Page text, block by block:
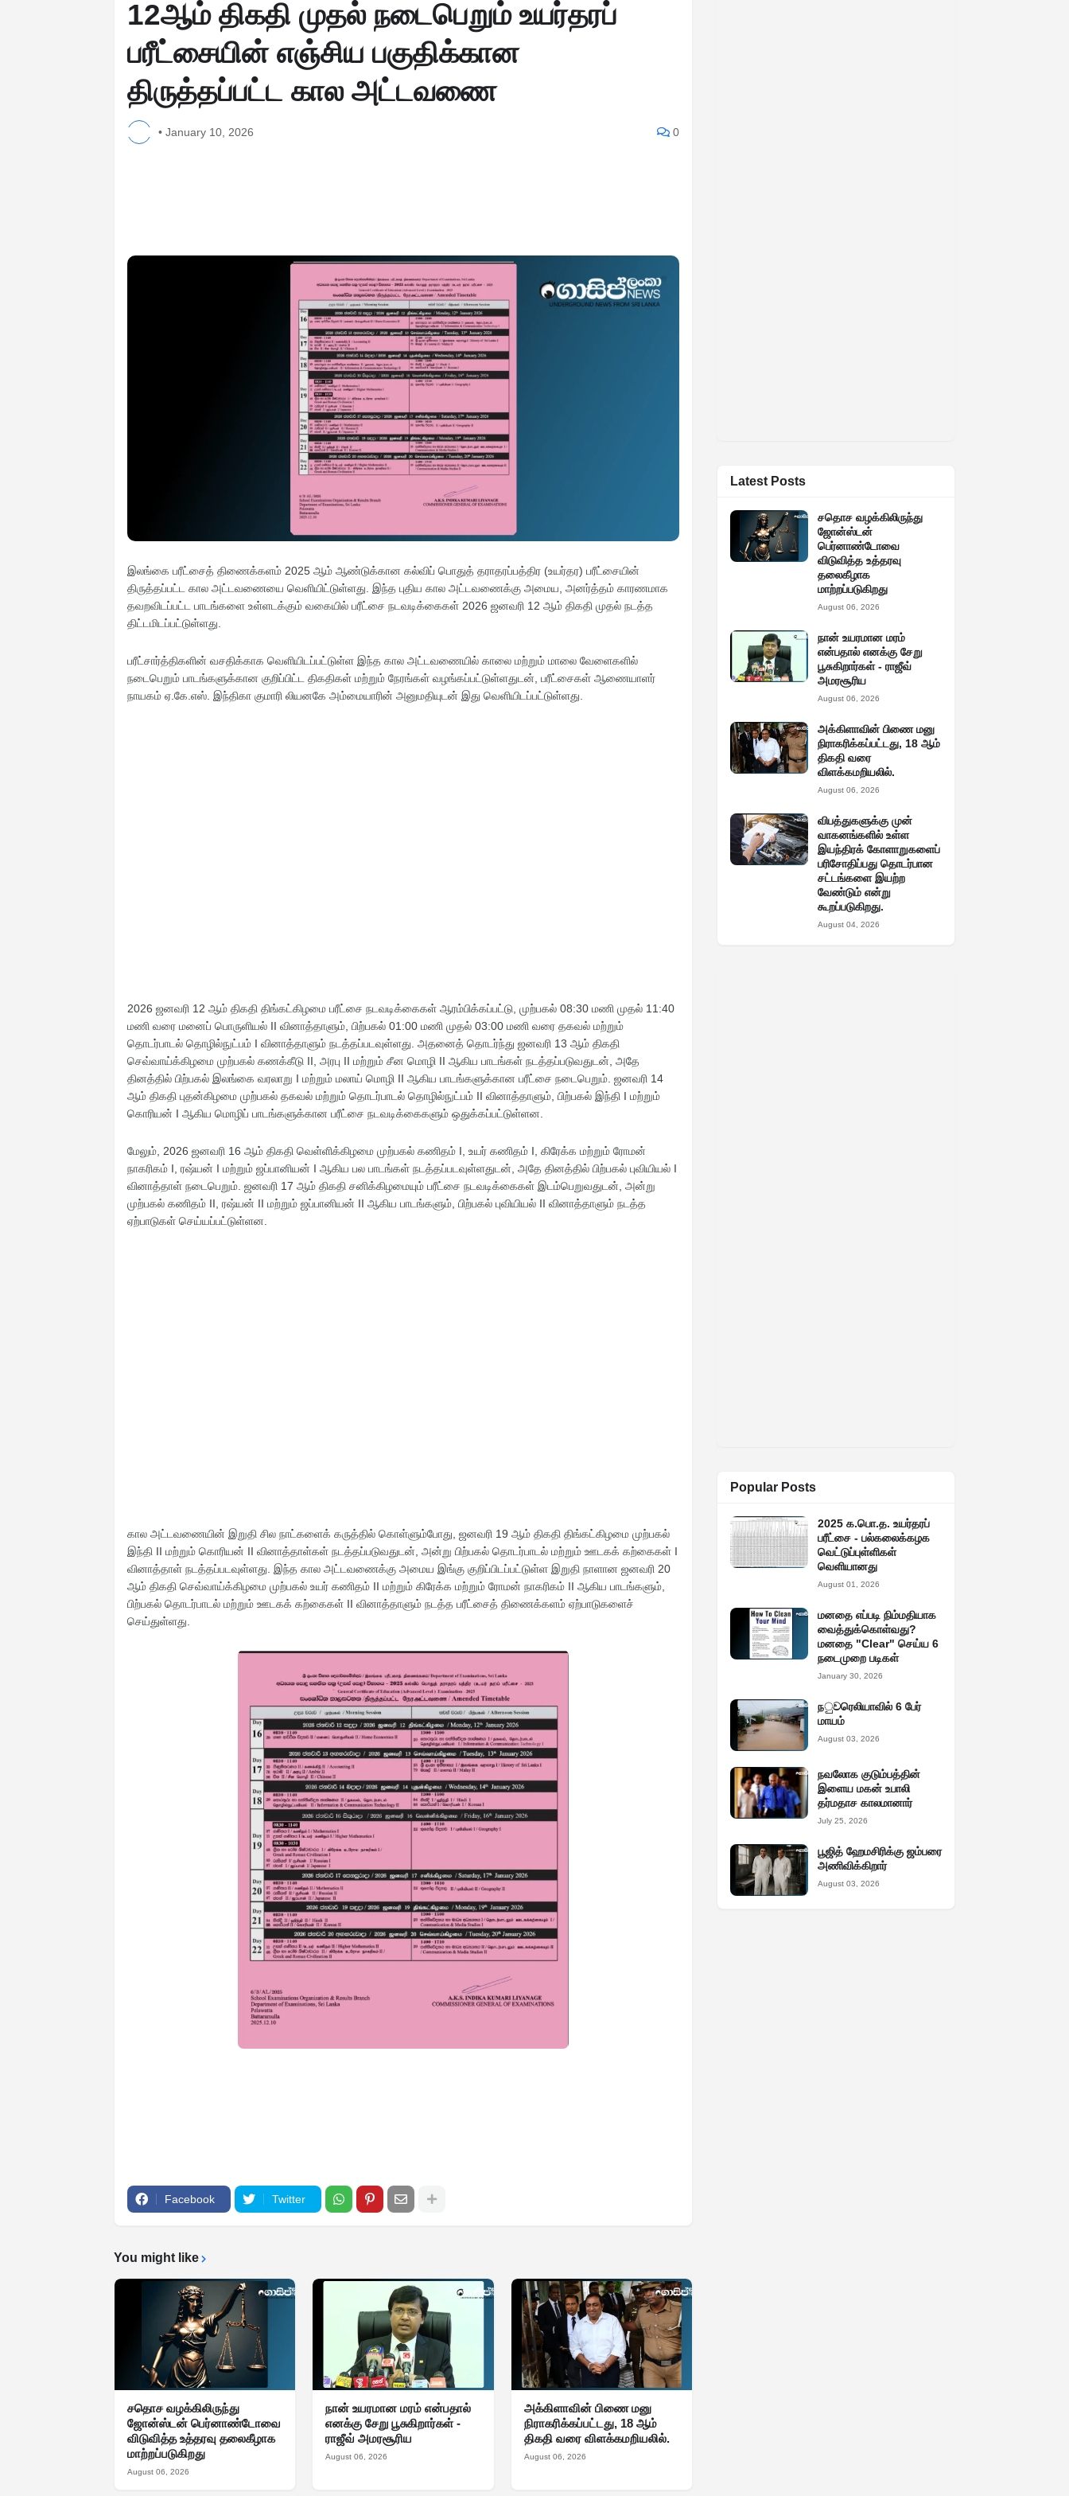
12ஆம் திகதி முதல் நடைபெறும் உயர்தரப்
பரீட்சையின் எஞ்சிய பகுதிக்கான
திருத்தப்பட்ட கால அட்டவணை
• January 10, 2026 0
இலங்கை பரீட்சைத் திணைக்களம் 2025 ஆம் ஆண்டுக்கான கல்விப் பொதுத் தராதரப்பத்திர (உயர்தர) பரீட்சையின்
திருத்தப்பட்ட கால அட்டவணையை வெளியிட்டுள்ளது. இந்த புதிய கால அட்டவணைக்கு அமைய, அனர்த்தம் காரணமாக
தவறவிடப்பட்ட பாடங்களை உள்ளடக்கும் வகையில் பரீட்சை நடவடிக்கைகள் 2026 ஜனவரி 12 ஆம் திகதி முதல் நடத்த
திட்டமிடப்பட்டுள்ளது.
பரீட்சார்த்திகளின் வசதிக்காக வெளியிடப்பட்டுள்ள இந்த கால அட்டவணையில் காலை மற்றும் மாலை வேளைகளில்
நடைபெறும் பாடங்களுக்கான குறிப்பிட்ட திகதிகள் மற்றும் நேரங்கள் வழங்கப்பட்டுள்ளதுடன், பரீட்சைகள் ஆணையாளர்
நாயகம் ஏ.கே.எஸ். இந்திகா குமாரி லியனகே அம்மையாரின் அனுமதியுடன் இது வெளியிடப்பட்டுள்ளது.
2026 ஜனவரி 12 ஆம் திகதி திங்கட்கிழமை பரீட்சை நடவடிக்கைகள் ஆரம்பிக்கப்பட்டு, முற்பகல் 08:30 மணி முதல் 11:40
மணி வரை மனைப் பொருளியல் II வினாத்தாளும், பிற்பகல் 01:00 மணி முதல் 03:00 மணி வரை தகவல் மற்றும்
தொடர்பாடல் தொழில்நுட்பம் I வினாத்தாளும் நடத்தப்படவுள்ளது. அதனைத் தொடர்ந்து ஜனவரி 13 ஆம் திகதி
செவ்வாய்க்கிழமை முற்பகல் கணக்கீடு II, அரபு II மற்றும் சீன மொழி II ஆகிய பாடங்கள் நடத்தப்படுவதுடன், அதே
தினத்தில் பிற்பகல் இலங்கை வரலாறு I மற்றும் மலாய் மொழி II ஆகிய பாடங்களுக்கான பரீட்சை நடைபெறும். ஜனவரி 14
ஆம் திகதி புதன்கிழமை முற்பகல் தகவல் மற்றும் தொடர்பாடல் தொழில்நுட்பம் II வினாத்தாளும், பிற்பகல் இந்தி I மற்றும்
கொரியன் I ஆகிய மொழிப் பாடங்களுக்கான பரீட்சை நடவடிக்கைகளும் ஒதுக்கப்பட்டுள்ளன.
மேலும், 2026 ஜனவரி 16 ஆம் திகதி வெள்ளிக்கிழமை முற்பகல் கணிதம் I, உயர் கணிதம் I, கிரேக்க மற்றும் ரோமன்
நாகரிகம் I, ரஷ்யன் I மற்றும் ஜப்பானியன் I ஆகிய பல பாடங்கள் நடத்தப்படவுள்ளதுடன், அதே தினத்தில் பிற்பகல் புவியியல் I
வினாத்தாள் நடைபெறும். ஜனவரி 17 ஆம் திகதி சனிக்கிழமையும் பரீட்சை நடவடிக்கைகள் இடம்பெறுவதுடன், அன்று
முற்பகல் கணிதம் II, ரஷ்யன் II மற்றும் ஜப்பானியன் II ஆகிய பாடங்களும், பிற்பகல் புவியியல் II வினாத்தாளும் நடத்த
ஏற்பாடுகள் செய்யப்பட்டுள்ளன.
கால அட்டவணையின் இறுதி சில நாட்களைக் கருத்தில் கொள்ளும்போது, ஜனவரி 19 ஆம் திகதி திங்கட்கிழமை முற்பகல்
இந்தி II மற்றும் கொரியன் II வினாத்தாள்கள் நடத்தப்படுவதுடன், அன்று பிற்பகல் தொடர்பாடல் மற்றும் ஊடகக் கற்கைகள் I
வினாத்தாள் நடத்தப்படவுள்ளது. இந்த கால அட்டவணைக்கு அமைய இங்கு குறிப்பிடப்பட்டுள்ள இறுதி நாளான ஜனவரி 20
ஆம் திகதி செவ்வாய்க்கிழமை முற்பகல் உயர் கணிதம் II மற்றும் கிரேக்க மற்றும் ரோமன் நாகரிகம் II ஆகிய பாடங்களும்,
பிற்பகல் தொடர்பாடல் மற்றும் ஊடகக் கற்கைகள் II வினாத்தாளும் நடத்த பரீட்சைத் திணைக்களம் ஏற்பாடுகளைச்
செய்துள்ளது.
Facebook Twitter
You might like
சதொச வழக்கிலிருந்து
ஜோன்ஸ்டன் பெர்னாண்டோவை
விடுவித்த உத்தரவு தலைகீழாக
மாற்றப்படுகிறது
August 06, 2026
நான் உயரமான மரம் என்பதால்
எனக்கு சேறு பூசுகிறார்கள் -
ராஜீவ் அமரசூரிய
August 06, 2026
அக்கிளாவின் பிணை மனு
நிராகரிக்கப்பட்டது, 18 ஆம்
திகதி வரை விளக்கமறியலில்.
August 06, 2026
Latest Posts
சதொச வழக்கிலிருந்து
ஜோன்ஸ்டன்
பெர்னாண்டோவை
விடுவித்த உத்தரவு
தலைகீழாக
மாற்றப்படுகிறது
August 06, 2026
நான் உயரமான மரம்
என்பதால் எனக்கு சேறு
பூசுகிறார்கள் - ராஜீவ்
அமரசூரிய
August 06, 2026
அக்கிளாவின் பிணை மனு
நிராகரிக்கப்பட்டது, 18 ஆம்
திகதி வரை
விளக்கமறியலில்.
August 06, 2026
விபத்துகளுக்கு முன்
வாகனங்களில் உள்ள
இயந்திரக் கோளாறுகளைப்
பரிசோதிப்பது தொடர்பான
சட்டங்களை இயற்ற
வேண்டும் என்று
கூறப்படுகிறது.
August 04, 2026
Popular Posts
2025 க.பொ.த. உயர்தரப்
பரீட்சை - பல்கலைக்கழக
வெட்டுப்புள்ளிகள்
வெளியானது
August 01, 2026
மனதை எப்படி நிம்மதியாக
வைத்துக்கொள்வது?
மனதை "Clear" செய்ய 6
நடைமுறை படிகள்
January 30, 2026
நුවரெலியாவில் 6 பேர்
மாயம்
August 03, 2026
நவலோக குடும்பத்தின்
இளைய மகன் உபாலி
தர்மதாச காலமானார்
July 25, 2026
பூஜித் ஹேமசிரிக்கு ஜம்பரை
அணிவிக்கிறார்
August 03, 2026